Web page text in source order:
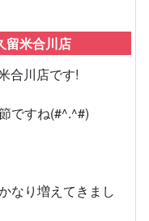
留米合川店
合川店です!
ですね(#^.^#)
なり増えてきまし